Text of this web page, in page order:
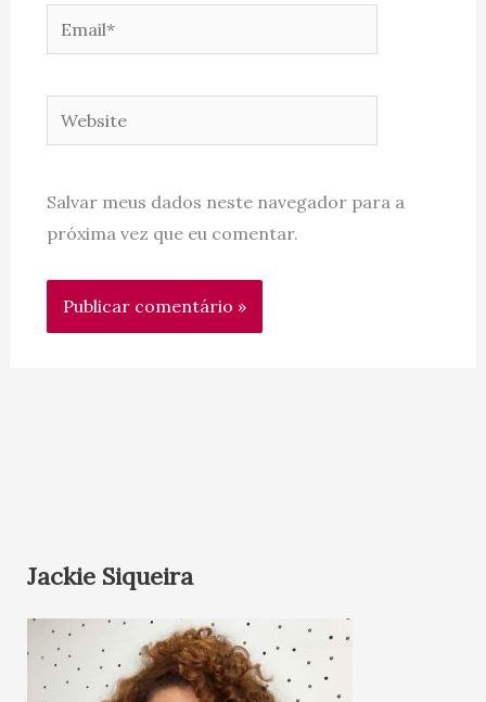
Email*
Website
Salvar meus dados neste navegador para a
próxima vez que eu comentar.
Jackie Siqueira